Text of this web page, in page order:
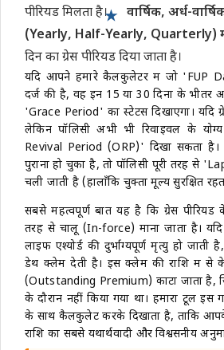
पीरियड मिलता है।
वार्षिक, अर्ध-
(Yearly, Half-Yearly, Quarterly)
दिन का ग्रेस पीरियड दिया जाता है।
यदि आपने हमारे कैलकुलेटर में जो 'FUP
दर्ज की है, वह इन 15 या 30 दिनों के
'Grace Period' का स्टेटस दिखाएगा। यदि
लेकिन पॉलिसी अभी भी रिवाइवल के
Revival Period (ORP)' दिखा सकता
पुराना हो चुका है, तो पॉलिसी पूरी तरह से
चली जाती है (हालाँकि चुक्ता मूल्य सुरक्षित
सबसे महत्वपूर्ण बात यह है कि ग्रेस पीरियड
तरह से चालू (In-force) माना जाता है।
लाइफ एश्योर्ड की दुर्भाग्यपूर्ण मृत्यु हो जाती
डेथ क्लेम देती है। इस क्लेम की राशि में से
(Outstanding Premium) काटा जाता है,
के दौरान नहीं किया गया था। हमारा टूल इस
के साथ कैलकुलेट करके दिखाता है, ताकि आपके
राशि का सबसे यथार्थवादी और विश्वसनीय